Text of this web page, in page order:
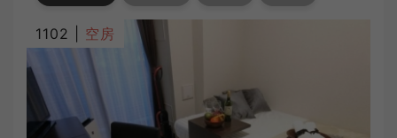
1102 | 空房